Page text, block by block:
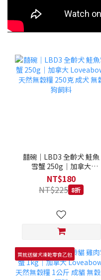
囍碗｜LBD3 全齡犬 鮭魚
雪蟹 250g｜加拿大
Loveabowl 天然無穀糧
250克 成犬 無穀狗飼料
NT$180
NT$225 8折
買就送貓犬凍乾零食乙包